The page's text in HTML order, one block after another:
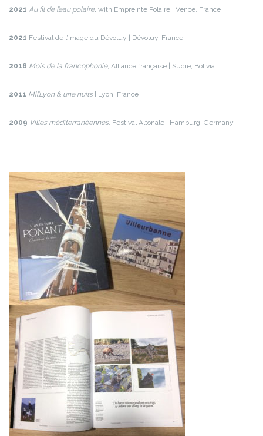
2021 Au fil de l’eau polaire, with Empreinte Polaire | Vence, France
2021 Festival de l’image du Dévoluy | Dévoluy, France
2018 Mois de la francophonie, Alliance française | Sucre, Bolivia
2011 Mil’Lyon & une nuits| Lyon, France
2009­­ Villes méditerranéennes, Festival Altonale | Hamburg, Germany